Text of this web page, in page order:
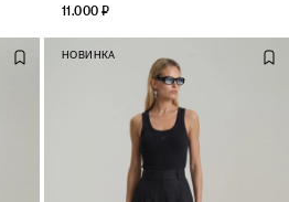
11.000 ₽
НОВИНКА